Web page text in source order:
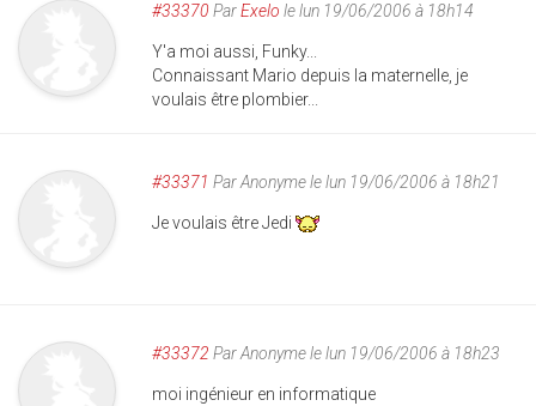
#33370 ParExelo le lun 19/06/2006 à 18h14
Y'a moi aussi, Funky...
Connaissant Mario depuis la maternelle, je
voulais être plombier...
#33371 ParAnonymele lun 19/06/2006 à 18h21
Je voulais être Jedi
#33372 ParAnonymele lun 19/06/2006 à 18h23
moi ingénieur en informatique